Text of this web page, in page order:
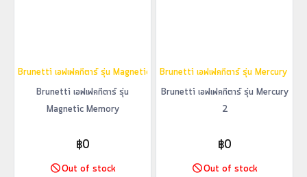
Brunetti เอฟเฟคกีตาร์ รุ่น Magnetic Memory
Brunetti เอฟเฟคกีตาร์ รุ่น
Magnetic Memory
฿0
Out of stock
Brunetti เอฟเฟคกีตาร์ รุ่น Mercury 2
Brunetti เอฟเฟคกีตาร์ รุ่น Mercury
2
฿0
Out of stock